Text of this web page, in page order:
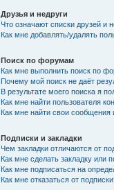
Друзья и недруги
Что означают списки друзей и
Как мне добавлять/удалять
Поиск по форумам
Как мне выполнить поиск по
Почему мой поиск не даёт
В результате моего поиска я
Как мне найти пользователя
Как мне найти свои
Подписки и закладки
Чем закладки отличаются от
Как мне сделать закладку или
Как мне подписаться на
Как мне отказаться от